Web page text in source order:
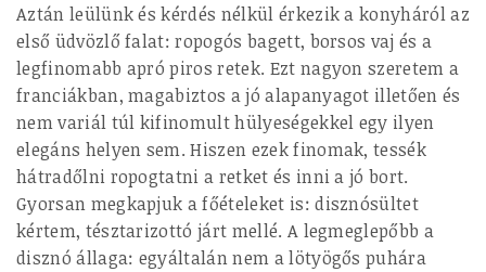
Aztán leülünk és kérdés nélkül érkezik a konyháról az
első üdvözlő falat: ropogós bagett, borsos vaj és a
legfinomabb apró piros retek. Ezt nagyon szeretem a
franciákban, magabiztos a jó alapanyagot illetően és
nem variál túl kifinomult hülyeségekkel egy ilyen
elegáns helyen sem. Hiszen ezek finomak, tessék
hátradőlni ropogtatni a retket és inni a jó bort.
Gyorsan megkapjuk a főételeket is: disznósültet
kértem, tésztarizottó járt mellé. A legmeglepőbb a
disznó állaga: egyáltalán nem a lötyögős puhára